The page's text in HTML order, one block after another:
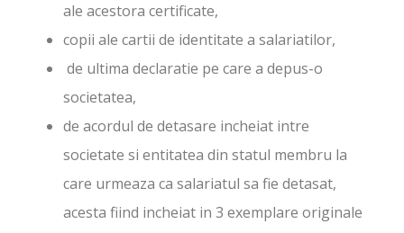
ale acestora certificate,
copii ale cartii de identitate a salariatilor,
de ultima declaratie pe care a depus-o
societatea,
de acordul de detasare incheiat intre
societate si entitatea din statul membru la
care urmeaza ca salariatul sa fie detasat,
acesta fiind incheiat in 3 exemplare originale